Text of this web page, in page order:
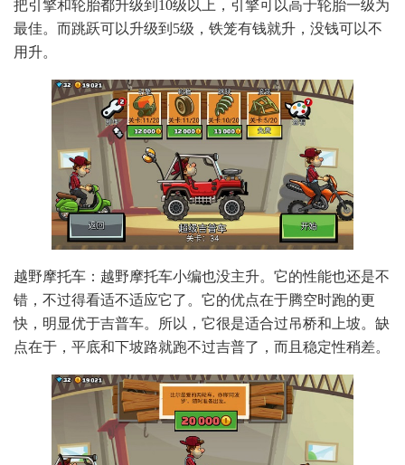
把引擎和轮胎都升级到10级以上，引擎可以高于轮胎一级为
最佳。而跳跃可以升级到5级，铁笼有钱就升，没钱可以不
用升。
越野摩托车：越野摩托车小编也没主升。它的性能也还是不
错，不过得看适不适应它了。它的优点在于腾空时跑的更
快，明显优于吉普车。所以，它很是适合过吊桥和上坡。缺
点在于，平底和下坡路就跑不过吉普了，而且稳定性稍差。